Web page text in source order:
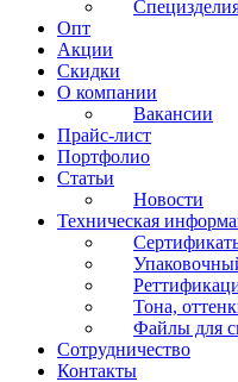
Опт
Акции
Скидки
О компании
Вакансии
Прайс-лист
Портфолио
Статьи
Новости
Техническая
Тона,
Файлы для
Сотрудничество
Контакты